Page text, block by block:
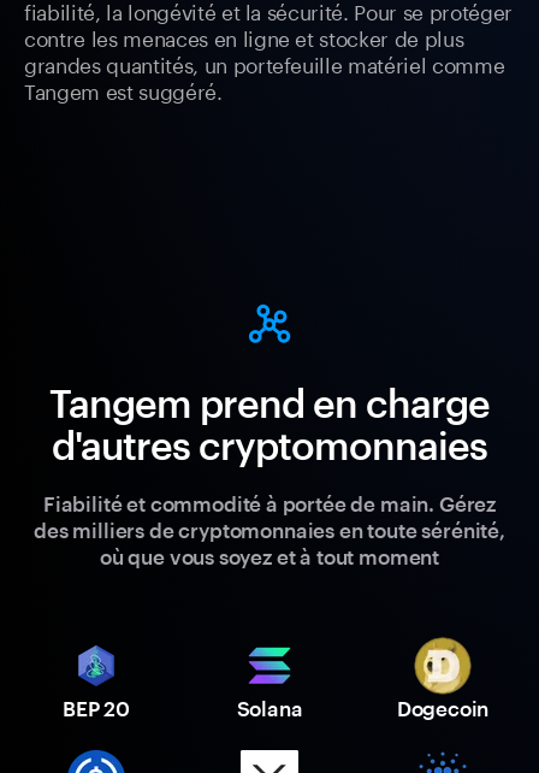
fiabilité, la longévité et la sécurité. Pour se protéger
contre les menaces en ligne et stocker de plus
grandes quantités, un portefeuille matériel comme
Tangem est suggéré.
Tangem prend en charge
d'autres cryptomonnaies
Fiabilité et commodité à portée de main. Gérez
des milliers de cryptomonnaies en toute sérénité,
où que vous soyez et à tout moment
BEP 20 Solana Dogecoin